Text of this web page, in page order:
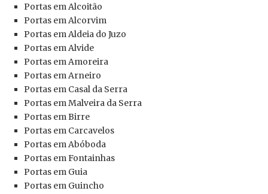
Portas em Alcoitão
Portas em Alcorvim
Portas em Aldeia do Juzo
Portas em Alvide
Portas em Amoreira
Portas em Arneiro
Portas em Casal da Serra
Portas em Malveira da Serra
Portas em Birre
Portas em Carcavelos
Portas em Abóboda
Portas em Fontainhas
Portas em Guia
Portas em Guincho